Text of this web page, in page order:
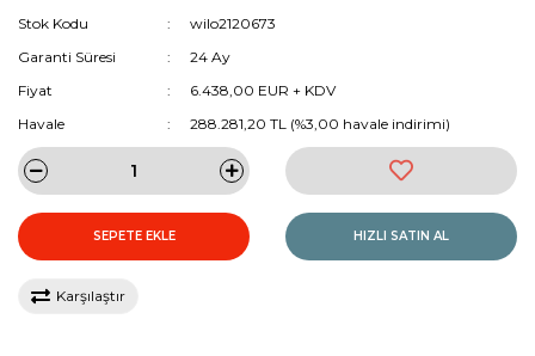
Stok Kodu
wilo2120673
Garanti Süresi
24 Ay
Fiyat
6.438,00 EUR + KDV
Havale
288.281,20 TL (%3,00 havale indirimi)
SEPETE EKLE HIZLI SATIN AL
Karşılaştır